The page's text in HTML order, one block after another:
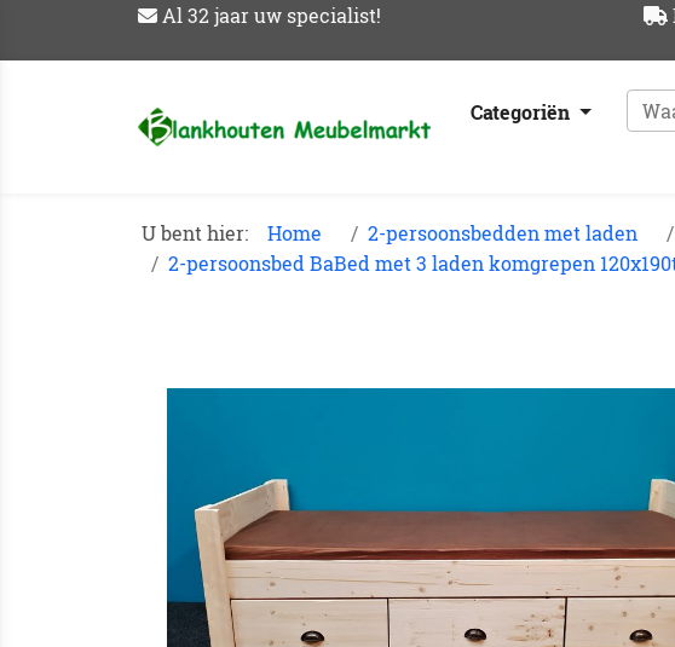
Al 32 jaar uw specialist!
Categoriën
U bent hier: Home 2-persoonsbedden met laden
2-persoonsbed BaBed met 3 laden komgrepen